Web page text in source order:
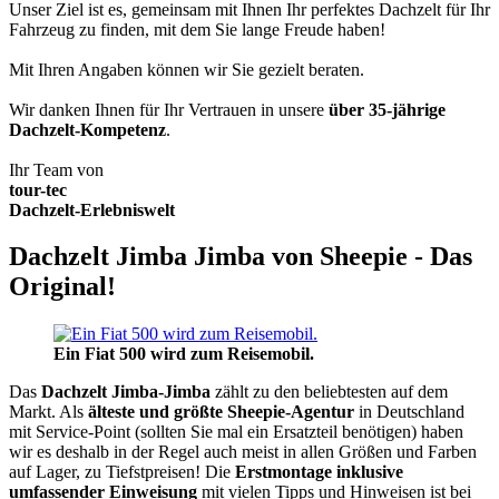
Unser Ziel ist es, gemeinsam mit Ihnen Ihr perfektes Dachzelt für Ihr
Fahrzeug zu finden, mit dem Sie lange Freude haben!
Mit Ihren Angaben können wir Sie gezielt beraten.
Wir danken Ihnen für Ihr Vertrauen in unsere über 35-jährige
Dachzelt-Kompetenz.
Ihr Team von
tour-tec
Dachzelt-Erlebniswelt
Dachzelt Jimba Jimba von Sheepie - Das
Original!
Ein Fiat 500 wird zum Reisemobil.
Das Dachzelt Jimba-Jimba zählt zu den beliebtesten auf dem
Markt. Als älteste und größte Sheepie-Agentur in Deutschland
mit Service-Point (sollten Sie mal ein Ersatzteil benötigen) haben
wir es deshalb in der Regel auch meist in allen Größen und Farben
auf Lager, zu Tiefstpreisen! Die Erstmontage inklusive
umfassender Einweisung mit vielen Tipps und Hinweisen ist bei